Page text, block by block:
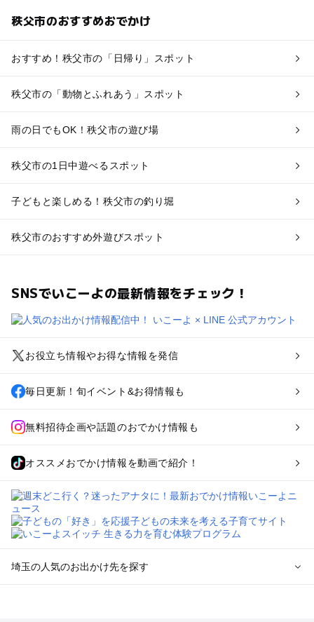
秩父市のおすすめおでかけ
おすすめ！秩父市の「日帰り」スポット
秩父市の「動物とふれあう」スポット
雨の日でもOK！秩父市の遊び場
秩父市の1日中遊べるスポット
子どもと楽しめる！秩父市の釣り堀
秩父市のおすすめ外遊びスポット
SNSでいこーよの最新情報をチェック！
お役立ち情報やお得な情報を発信
毎日更新！旬イベント&お得情報も
無料招待企画や話題のおでかけ情報も
オススメおでかけ情報を動画で紹介！
埼玉の人気のお出かけ先を探す